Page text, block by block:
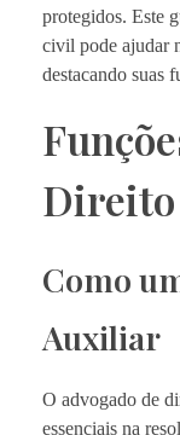
protegidos. Este
civil pode ajudar
destacando suas
Como
Auxiliar
O advogado de
essenciais na